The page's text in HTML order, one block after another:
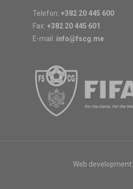
Telefon: +382 20 445 600
Fax: +382 20 445 601
E-mail: info@fscg.me
Web development: